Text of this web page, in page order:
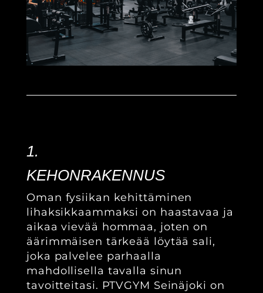
1.
KEHONRAKENNUS
Oman fysiikan kehittäminen
lihaksikkaammaksi on haastavaa ja
aikaa vievää hommaa, joten on
äärimmäisen tärkeää löytää sali,
joka palvelee parhaalla
mahdollisella tavalla sinun
tavoitteitasi. PTVGYM Seinäjoki on